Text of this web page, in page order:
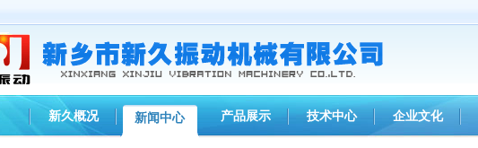
新久概况 新闻中心 产品展示 技术中心 企业文化